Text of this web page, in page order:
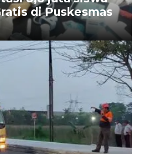
di Puskesmas